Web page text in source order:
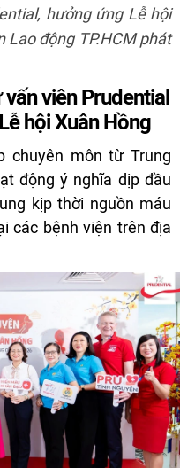
hưởng ứng Lễ hội
Lao động TP.HCM phát
viên Prudential
hội Xuân Hồng
chuyên môn từ Trung
động ý nghĩa dịp đầu
kịp thời nguồn máu
các bệnh viện trên địa